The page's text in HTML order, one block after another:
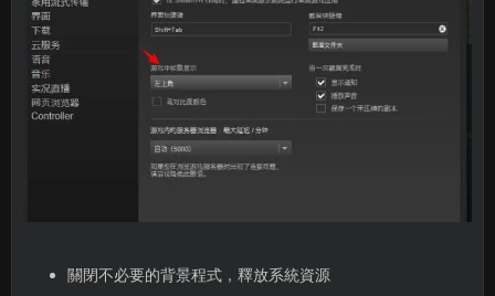
關閉不必要的背景程式，釋放系統資源